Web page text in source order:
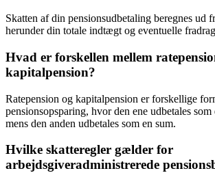
Skatten af din pensionsudbetaling beregnes ud
herunder din totale indtægt og eventuelle
Hvad er forskellen mellem
kapitalpension?
Ratepension og kapitalpension er forskellige
pensionsopsparing, hvor den ene udbetales som
mens den anden udbetales som en sum.
Hvilke skatteregler gælder for
arbejdsgiveradministrerede